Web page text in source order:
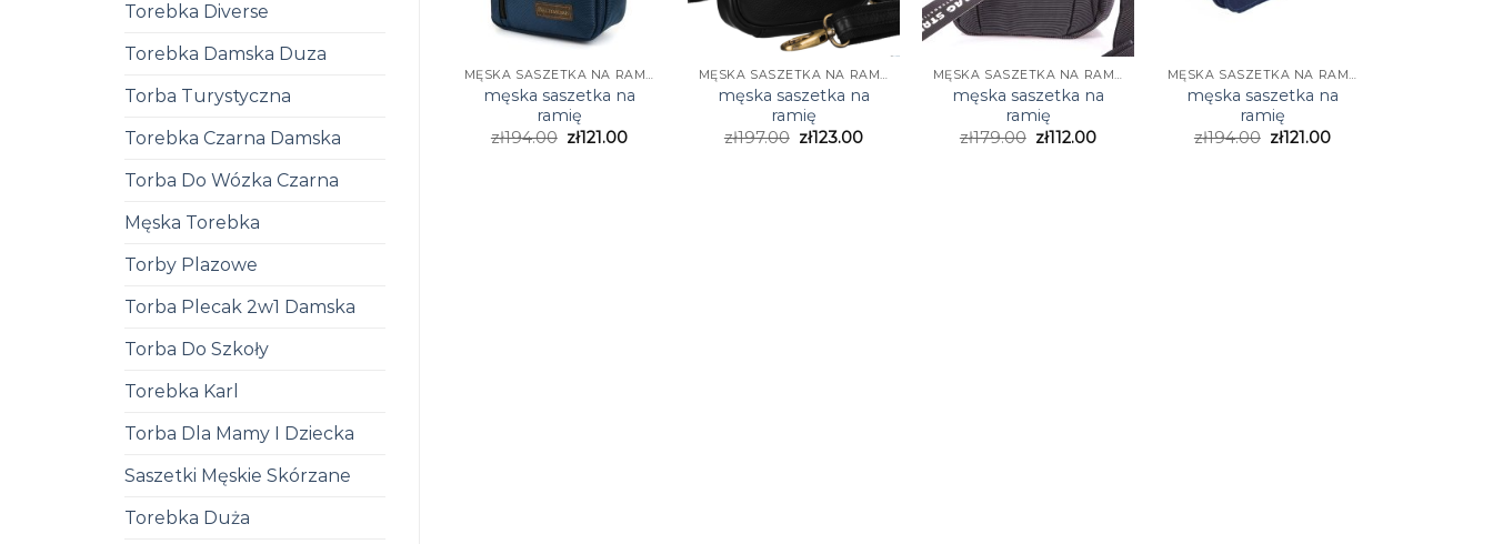
Torebka Diverse
Torebka Damska Duza
Torba Turystyczna
Torebka Czarna Damska
Torba Do Wózka Czarna
Męska Torebka
Torby Plazowe
Torba Plecak 2w1 Damska
Torba Do Szkoły
Torebka Karl
Torba Dla Mamy I Dziecka
Saszetki Męskie Skórzane
Torebka Duża
MĘSKA SASZETKA NA RAMIĘ
męska saszetka na
ramię
zł194.00 zł121.00
MĘSKA SASZETKA NA RAMIĘ
męska saszetka na
ramię
zł197.00 zł123.00
MĘSKA SASZETKA NA RAMIĘ
męska saszetka na
ramię
zł179.00 zł112.00
MĘSKA SASZETKA NA RAMIĘ
męska saszetka na
ramię
zł194.00 zł121.00